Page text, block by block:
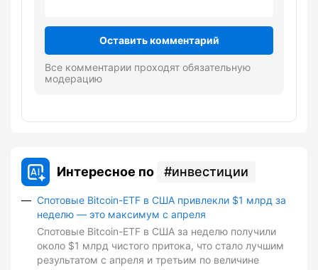
Оставить комментарий
Все комментарии проходят обязательную
модерацию
Интересное по инвестиции
Спотовые Bitcoin-ETF в США привлекли $1 млрд за
неделю — это максимум с апреля
Спотовые Bitcoin-ETF в США за неделю получили
около $1 млрд чистого притока, что стало лучшим
результатом с апреля и третьим по величине